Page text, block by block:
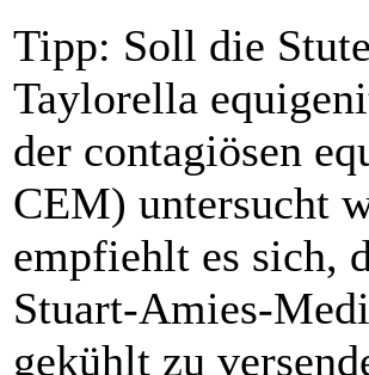
Tipp: Soll die
Taylorella
der contagiösen
CEM) untersucht
empfiehlt es sich,
Stuart-Amies-
gekühlt zu